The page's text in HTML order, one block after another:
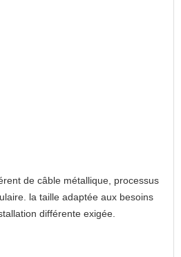
de câble métallique, processus
la taille adaptée aux besoins
différente exigée.